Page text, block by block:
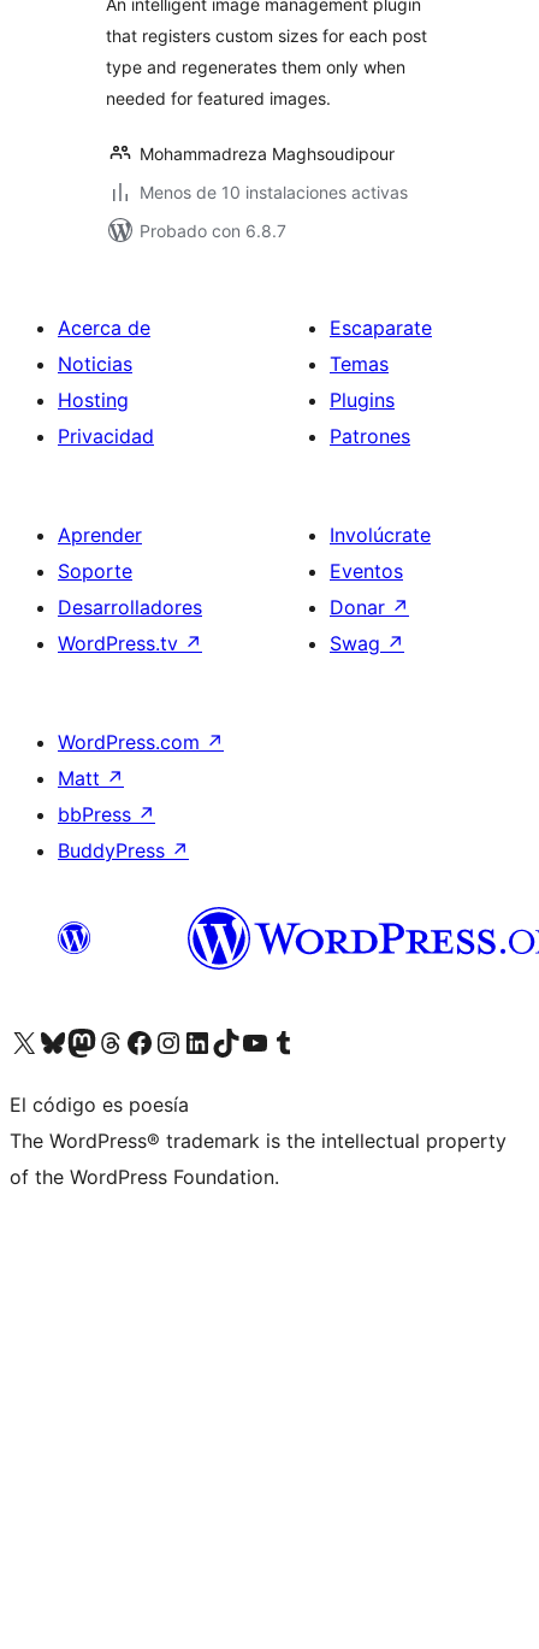
An intelligent image management plugin
that registers custom sizes for each post
type and regenerates them only when
needed for featured images.
Mohammadreza Maghsoudipour
Menos de 10 instalaciones activas
Probado con 6.8.7
Acerca de
Noticias
Hosting
Privacidad
Escaparate
Temas
Plugins
Patrones
Aprender
Soporte
Desarrolladores
WordPress.tv ↗
Involúcrate
Eventos
Donar ↗
Swag ↗
WordPress.com ↗
Matt ↗
bbPress ↗
BuddyPress ↗
Visita nuestra cuenta de X (anteriormente Twitter)
Visita nuestra cuenta de Bluesky
Visita nuestra cuenta de Mastodon
Visita nuestra cuenta de Threads
Visita nuestra página de Facebook
Visita nuestra cuenta de Instagram
Visita nuestra cuenta de LinkedIn
Visita nuestra cuenta de TikTok
Visita nuestro canal de YouTube
Visita nuestra cuenta de Tumblr
El código es poesía
The WordPress® trademark is the intellectual property
of the WordPress Foundation.